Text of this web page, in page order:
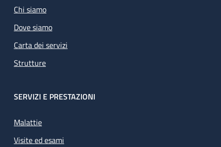
Chi siamo
Dove siamo
Carta dei servizi
Strutture
SERVIZI E PRESTAZIONI
Malattie
Visite ed esami